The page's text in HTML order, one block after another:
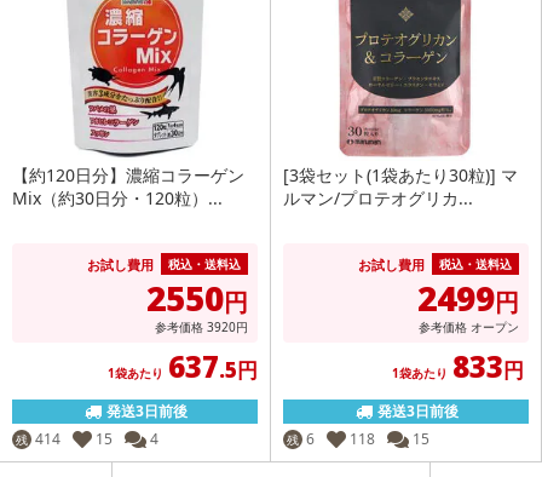
【約120日分】濃縮コラーゲン
Mix（約30日分・120粒）...
お試し費用 税込・送料込
2550円
参考価格 3920円
1袋あたり 637.5円
発送3日前後
残 414 15 4
[3袋セット(1袋あたり30粒)] マ
ルマン/プロテオグリカ...
お試し費用 税込・送料込
2499円
参考価格 オープン
1袋あたり 833円
発送3日前後
残 6 118 15